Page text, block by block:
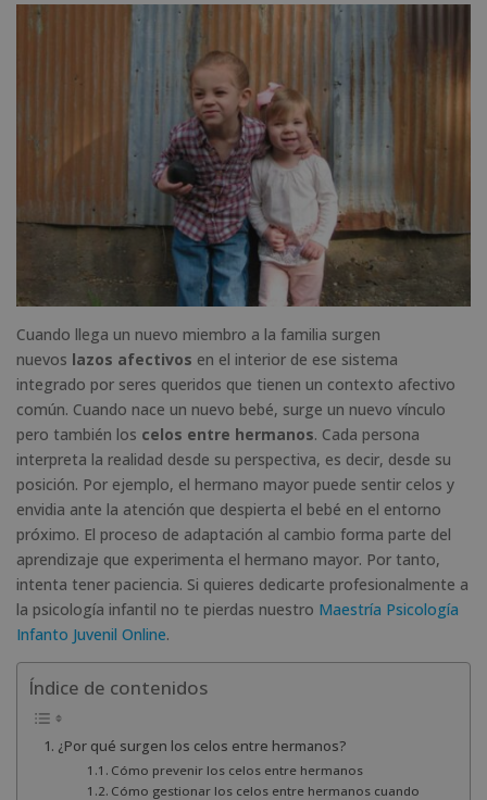
Cuando llega un nuevo miembro a la familia surgen
nuevos lazos afectivos en el interior de ese sistema
integrado por seres queridos que tienen un contexto afectivo
común. Cuando nace un nuevo bebé, surge un nuevo vínculo
pero también los celos entre hermanos. Cada persona
interpreta la realidad desde su perspectiva, es decir, desde su
posición. Por ejemplo, el hermano mayor puede sentir celos y
envidia ante la atención que despierta el bebé en el entorno
próximo. El proceso de adaptación al cambio forma parte del
aprendizaje que experimenta el hermano mayor. Por tanto,
intenta tener paciencia. Si quieres dedicarte profesionalmente a
la psicología infantil no te pierdas nuestro Maestría Psicología
Infanto Juvenil Online.
Índice de contenidos
¿Por qué surgen los celos entre hermanos?
Cómo prevenir los celos entre hermanos
Cómo gestionar los celos entre hermanos cuando